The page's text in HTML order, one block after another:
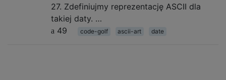
27. Zdefiniujmy reprezentację ASCII dla
takiej daty. …
49
code-golf ascii-art date